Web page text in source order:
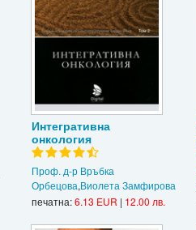
Интегративна
онкология
Проф. д-р Връбка
Орбецова,Виолета Замфирова
печатна:6.13 EUR | 12.00 лв.